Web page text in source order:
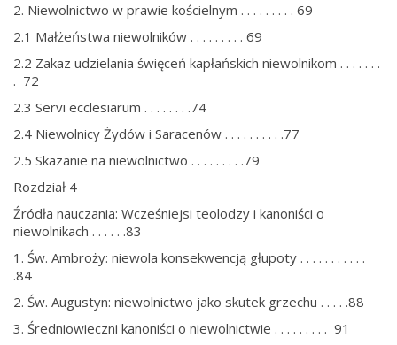
2. Niewolnictwo w prawie kościelnym . . . . . . . . . 69
2.1 Małżeństwa niewolników . . . . . . . . . 69
2.2 Zakaz udzielania święceń kapłańskich niewolnikom . . . . . . .
. 72
2.3 Servi ecclesiarum . . . . . . . .74
2.4 Niewolnicy Żydów i Saracenów . . . . . . . . . .77
2.5 Skazanie na niewolnictwo . . . . . . . . .79
Rozdział 4
Źródła nauczania: Wcześniejsi teolodzy i kanoniści o
niewolnikach . . . . . .83
1. Św. Ambroży: niewola konsekwencją głupoty . . . . . . . . . . .
.84
2. Św. Augustyn: niewolnictwo jako skutek grzechu . . . . .88
3. Średniowieczni kanoniści o niewolnictwie . . . . . . . . . 91